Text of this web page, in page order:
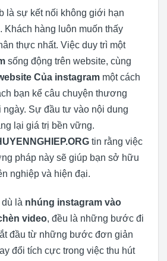
là sự kết nối không giới hạn
Khách hàng luôn muốn thấy
thực nhất. Việc duy trì một
sống động trên website, cùng
Của instagram một cách
bạn kể câu chuyện thương
ngày. Sự đầu tư vào nội dung
lại giá trị bền vững.
tin rằng việc
pháp này sẽ giúp bạn sở hữu
nghiệp và hiện đại.
là nhúng instagram vào
video, đều là những bước đi
đầu từ những bước đơn giản
đổi tích cực trong việc thu hút